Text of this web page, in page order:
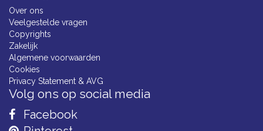
Over ons
Veelgestelde vragen
Copyrights
Zakelijk
Algemene voorwaarden
Cookies
Privacy Statement & AVG
Volg ons op social media
Facebook